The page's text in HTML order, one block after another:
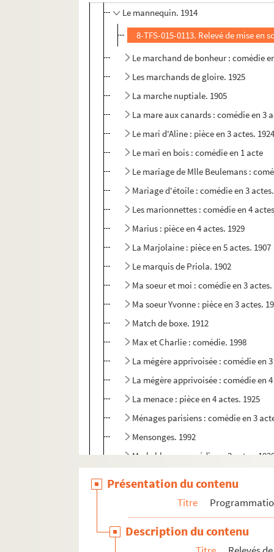
Le mannequin. 1914
8-TFS-015-0113. Relevé de mise en
Le marchand de bonheur : comédie
Les marchands de gloire. 1925
La marche nuptiale. 1905
La mare aux canards : comédie en 3
Le mari d'Aline : pièce en 3 actes.
Le mari en bois : comédie en 1 acte
Le mariage de Mlle Beulemans :
Mariage d'étoile : comédie en 3
Les marionnettes : comédie en 4
Marius : pièce en 4 actes. 1929
La Marjolaine : pièce en 5 actes. 1907
Le marquis de Priola. 1902
Ma soeur et moi : comédie en 3 actes.
Ma soeur Yvonne : pièce en 3 actes.
Match de boxe. 1912
Max et Charlie : comédie. 1998
La mégère apprivoisée : comédie en
La mégère apprivoisée : comédie en
La menace : pièce en 4 actes. 1925
Ménages parisiens : comédie en 3
Mensonges. 1992
Merle blanc : comédie en 3 actes.
Miquette et sa mère : comédie en 3
Présentation du contenu
Titre
Description du contenu